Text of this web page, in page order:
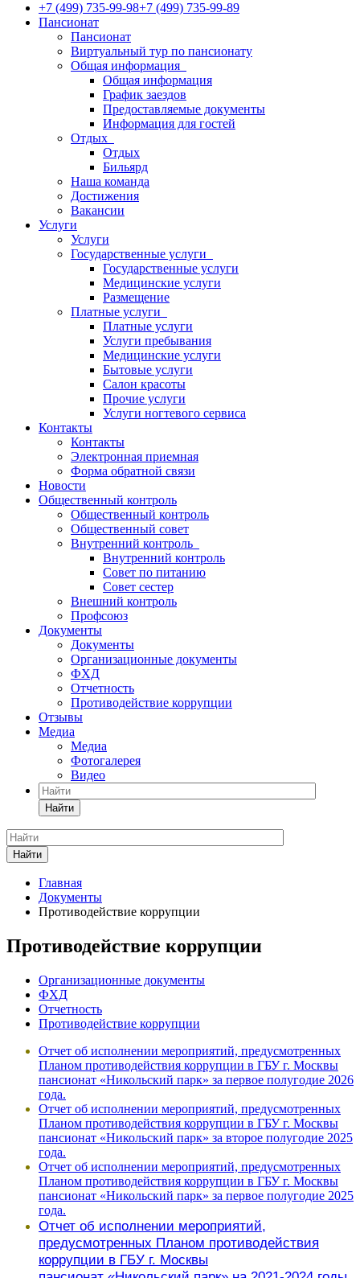
+7 (499) 735-99-98+7 (499) 735-99-89
Пансионат
Пансионат
Виртуальный тур по пансионату
Общая информация
Общая информация
График заездов
Предоставляемые документы
Информация для гостей
Отдых
Отдых
Бильярд
Наша команда
Достижения
Вакансии
Услуги
Услуги
Государственные услуги
Государственные услуги
Медицинские услуги
Размещение
Платные услуги
Платные услуги
Услуги пребывания
Медицинские услуги
Бытовые услуги
Салон красоты
Прочие услуги
Услуги ногтевого сервиса
Контакты
Контакты
Электронная приемная
Форма обратной связи
Новости
Общественный контроль
Общественный контроль
Общественный совет
Внутренний контроль
Внутренний контроль
Совет по питанию
Совет сестер
Внешний контроль
Профсоюз
Документы
Документы
Организационные документы
ФХД
Отчетность
Противодействие коррупции
Отзывы
Медиа
Медиа
Фотогалерея
Видео
Найти
Найти
Главная
Документы
Противодействие коррупции
Противодействие коррупции
Организационные документы
ФХД
Отчетность
Противодействие коррупции
Отчет об исполнении мероприятий, предусмотренных
Планом противодействия коррупции в ГБУ г. Москвы
пансионат «Никольский парк» за первое полугодие 2026
года.
Отчет об исполнении мероприятий, предусмотренных
Планом противодействия коррупции в ГБУ г. Москвы
пансионат «Никольский парк» за второе полугодие 2025
года.
Отчет об исполнении мероприятий, предусмотренных
Планом противодействия коррупции в ГБУ г. Москвы
пансионат «Никольский парк» за первое полугодие 2025
года.
Отчет об исполнении мероприятий,
предусмотренных Планом противодействия
коррупции в ГБУ г. Москвы